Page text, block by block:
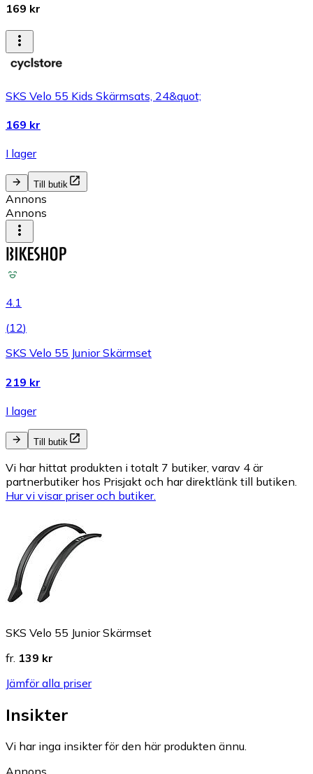
169 kr
SKS Velo 55 Kids Skärmsats, 24&quot;
169 kr
I lager
Till butik
Annons
Annons
4.1
(12)
SKS Velo 55 Junior Skärmset
219 kr
I lager
Till butik
Vi har hittat produkten i totalt 7 butiker, varav 4 är
partnerbutiker hos Prisjakt och har direktlänk till butiken.
Hur vi visar priser och butiker.
SKS Velo 55 Junior Skärmset
fr. 139 kr
Jämför alla priser
Insikter
Vi har inga insikter för den här produkten ännu.
Annons